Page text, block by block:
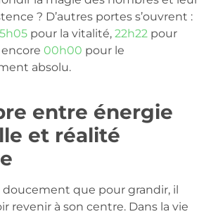
? D’autres portes s’ouvrent :
pour la vitalité, 22h22 pour
encore 00h00 pour le
absolu.
entre énergie
et réalité
doucement que pour grandir, il
revenir à son centre. Dans la vie